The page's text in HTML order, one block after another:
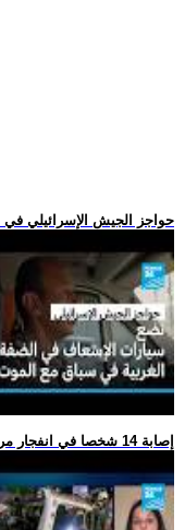
.. حواجز الجيش الإسرائيلي
.. إصابة 14 شخصا في انفجار مركبة بمدينة جرمانا قرب دمشق